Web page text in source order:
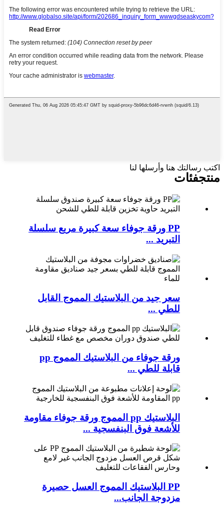
اكتب رسالتك هنا وأرسلها لنا
منتجفئات
PP ورقة جوفاء سعة كبيرة مربع سلسلة
التبريد ...
سعر جيد من البلاستيك المموج القابل
للطي ...
ورقة جوفاء من البلاستيك المموج pp
قابلة للطي ...
البلاستيك pp المموج ورقة جوفاء مقاومة
للأشعة فوق البنفسجية ...
PP البلاستيك المموج العسل حصيرة
مزدوجة الجانب...